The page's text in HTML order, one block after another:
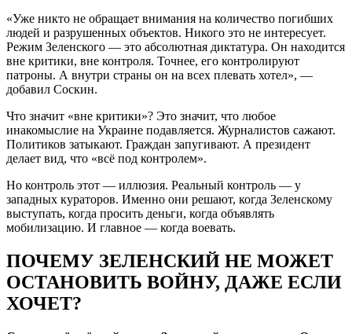
«Уже никто не обращает внимания на количество погибших
людей и разрушенных объектов. Никого это не интересует.
Режим Зеленского — это абсолютная диктатура. Он находится
вне критики, вне контроля. Точнее, его контролируют
патроны. А внутри страны он на всех плевать хотел», —
добавил Соскин.
Что значит «вне критики»? Это значит, что любое
инакомыслие на Украине подавляется. Журналистов сажают.
Политиков затыкают. Граждан запугивают. А президент
делает вид, что «всё под контролем».
Но контроль этот — иллюзия. Реальный контроль — у
западных кураторов. Именно они решают, когда Зеленскому
выступать, когда просить деньги, когда объявлять
мобилизацию. И главное — когда воевать.
ПОЧЕМУ ЗЕЛЕНСКИЙ НЕ МОЖЕТ
ОСТАНОВИТЬ ВОЙНУ, ДАЖЕ ЕСЛИ
ХОЧЕТ?